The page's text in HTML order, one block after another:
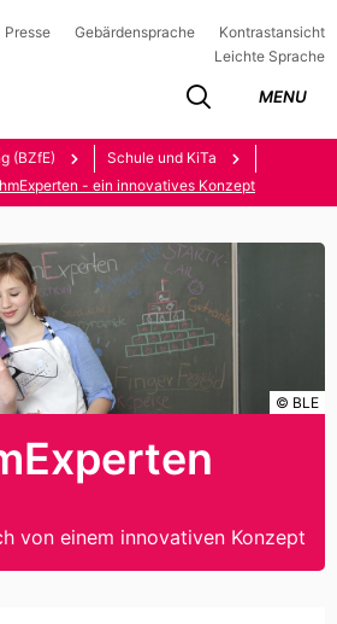
Presse Gebärdensprache
Kontrastansicht
Leichte Sprache
MENU
(BZfE)
Schule und KiTa
- ein innovatives Konzept
von einem innovativen Konzept
© BLE